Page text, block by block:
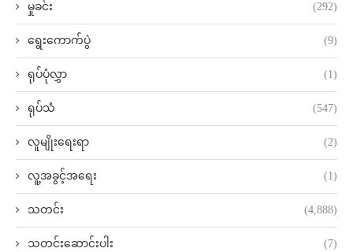
မှုခင်း (292)
ရွေးကောက်ပွဲ (9)
ရုပ်ပုံလွှာ (1)
ရုပ်သံ (547)
လူမျိုးရေးရာ (2)
လူ့အခွင့်အရေး (1)
သတင်း (4,888)
သတင်းဆောင်းပါး (7)